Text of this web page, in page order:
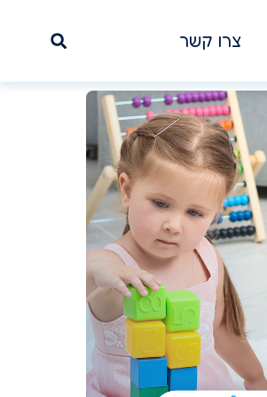
צרו קשר